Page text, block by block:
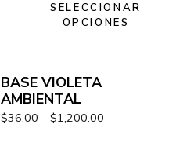
SELECCIONAR
OPCIONES
BASE VIOLETA
AMBIENTAL
$36.00 – $1,200.00